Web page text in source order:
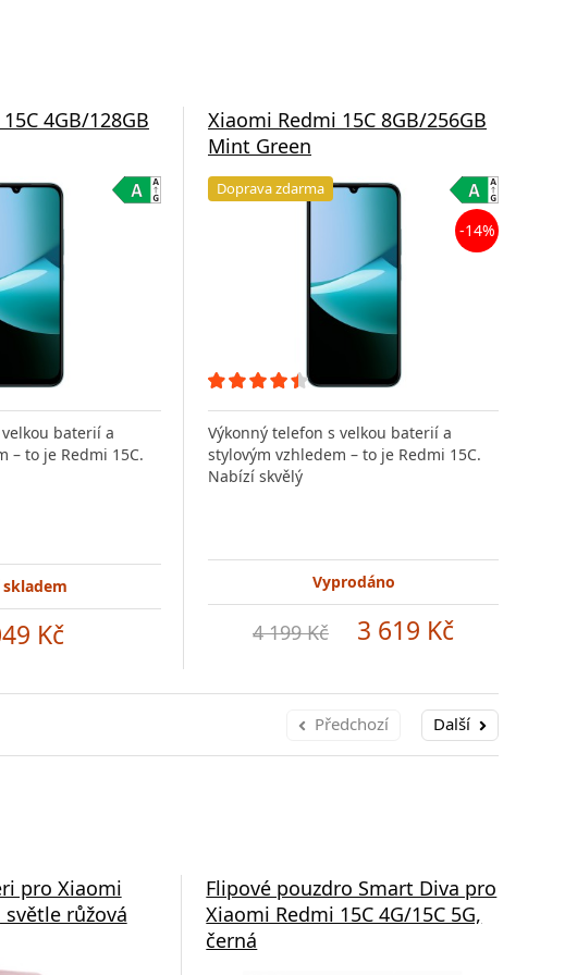
4GB/128GB
baterií a
– to je Redmi 15C.
skladem
Kč
Xiaomi Redmi 15C 8GB/256GB
Mint Green
Doprava zdarma
-14%
Výkonný telefon s velkou baterií a
stylovým vzhledem – to je Redmi 15C.
Nabízí skvělý
Vyprodáno
4 199 Kč 3 619 Kč
Předchozí Další
pro Xiaomi
světle růžová
Flipové pouzdro Smart Diva pro
Xiaomi Redmi 15C 4G/15C 5G,
černá